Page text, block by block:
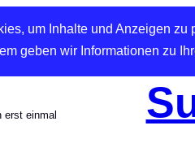
um Inhalte und Anzeigen
geben wir Informationen zu
erst einmal